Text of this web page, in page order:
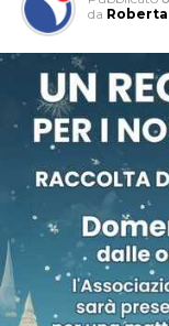
da